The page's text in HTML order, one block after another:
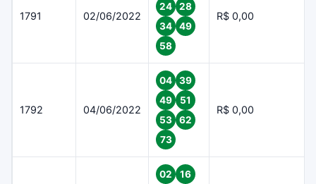
1791 02/06/2022
24
28
34
49
58
R$ 0,00
1792 04/06/2022
04
39
49
51
53
62
73
R$ 0,00
02
16